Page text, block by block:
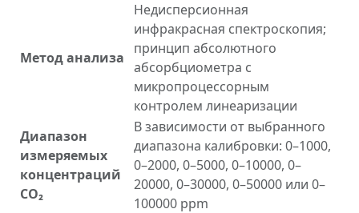
Метод анализа
Недисперсионная
инфракрасная спектроскопия;
принцип абсолютного
абсорбциометра с
микропроцессорным
контролем линеаризации
Диапазон
измеряемых
концентраций
CO₂
В зависимости от выбранного
диапазона калибровки: 0–1000,
0–2000, 0–5000, 0–10000, 0–
20000, 0–30000, 0–50000 или 0–
100000 ppm